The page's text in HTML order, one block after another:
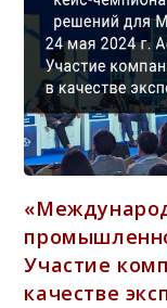
Участие
качестве